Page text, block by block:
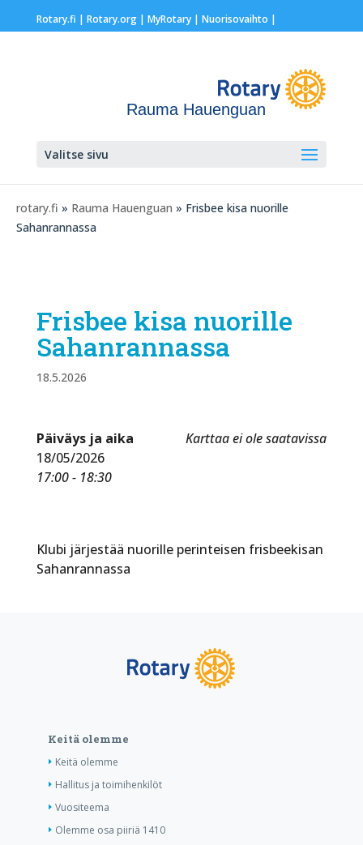
Rotary.fi | Rotary.org| MyRotary | Nuorisovaihto |
Rauma Hauenguan
Valitse sivu
rotary.fi » Rauma Hauenguan » Frisbee kisa nuorille
Sahanrannassa
Frisbee kisa nuorille
Sahanrannassa
18.5.2026
Karttaa ei ole saatavissa
Päiväys ja aika
18/05/2026
17:00 - 18:30
Klubi järjestää nuorille perinteisen frisbeekisan
Sahanrannassa
Keitä olemme
Keitä olemme
Hallitus ja toimihenkilöt
Vuositeema
Olemme osa piiriä 1410